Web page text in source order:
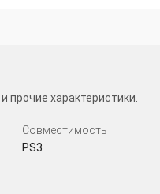
и прочие характеристики.
Совместимость
PS3